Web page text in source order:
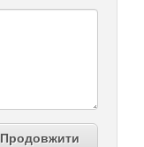
Продовжити